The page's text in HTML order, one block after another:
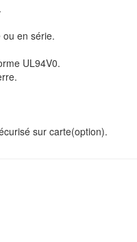
ou en série.
UL94V0.
sur carte(option).